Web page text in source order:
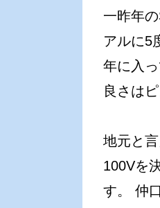
一昨年
アルに5
年に入
良さは
地元と
100Vを
す。 仲